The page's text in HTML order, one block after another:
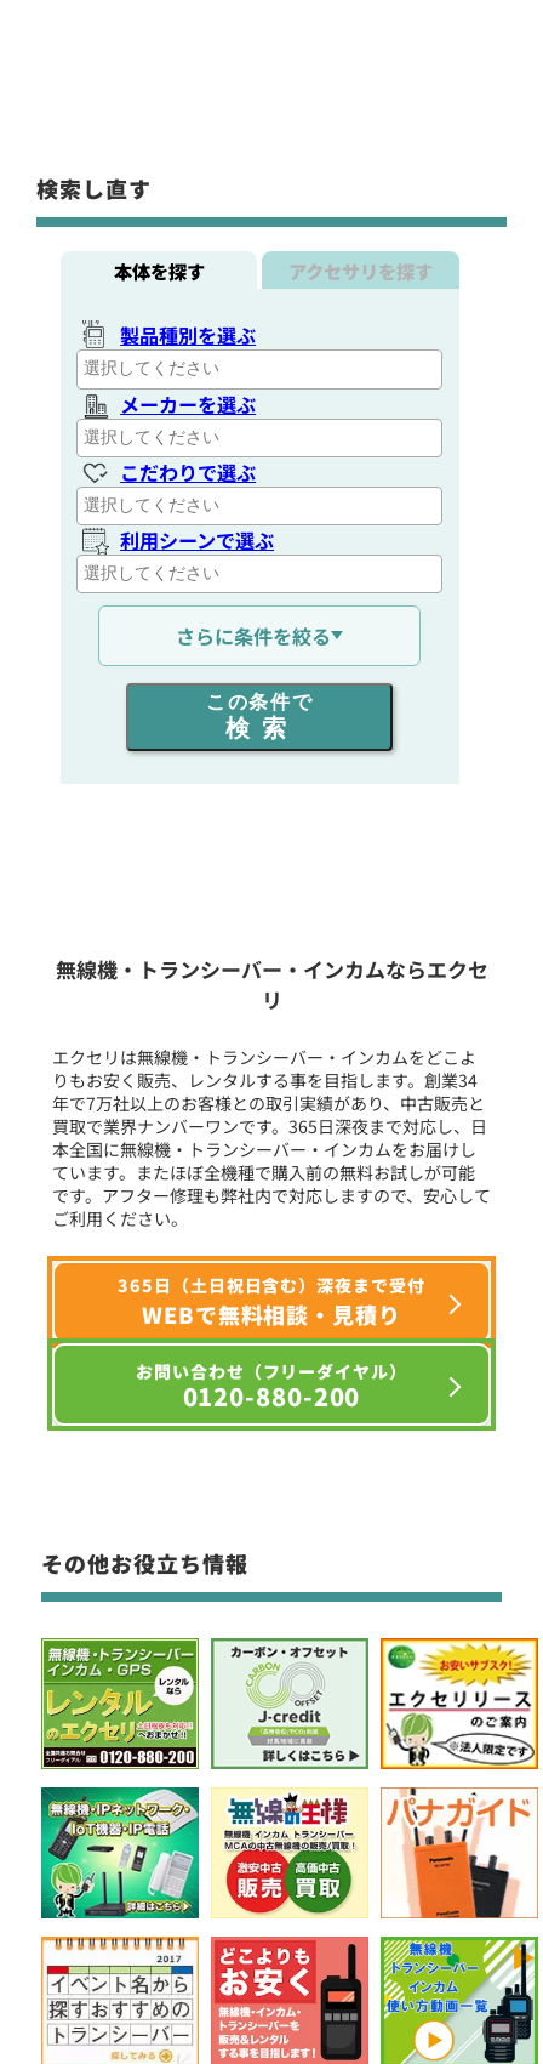
検索し直す
本体を探す アクセサリを探す
製品種別を選ぶ
メーカーを選ぶ
こだわりで選ぶ
利用シーンで選ぶ
通信距離を選ぶ
出力を選ぶ
同時通話人数を選ぶ
フリーワード入力(製品名等)
選択条件をリセット
さらに条件を絞る
この条件で
検索
無線機・トランシーバー・インカムならエクセ
リ
エクセリは無線機・トランシーバー・インカムをどこよ
りもお安く販売、レンタルする事を目指します。創業34
年で7万社以上のお客様との取引実績があり、中古販売と
買取で業界ナンバーワンです。365日深夜まで対応し、日
本全国に無線機・トランシーバー・インカムをお届けし
ています。またほぼ全機種で購入前の無料お試しが可能
です。アフター修理も弊社内で対応しますので、安心して
ご利用ください。
365日（土日祝日含む）深夜まで受付
WEBで無料相談・見積り
お問い合わせ（フリーダイヤル）
0120-880-200
その他お役立ち情報